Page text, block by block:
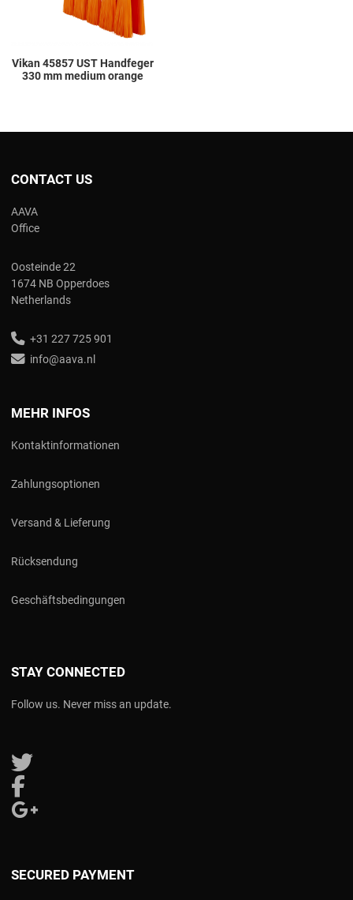
Vikan 45857 UST Handfeger
330 mm medium orange
CONTACT US
AAVA
Office
Oosteinde 22
1674 NB Opperdoes
Netherlands
+31 227 725 901
info@aava.nl
MEHR INFOS
Kontaktinformationen
Zahlungsoptionen
Versand & Lieferung
Rücksendung
Geschäftsbedingungen
STAY CONNECTED
Follow us. Never miss an update.
Follow us on Twitter
SECURED PAYMENT